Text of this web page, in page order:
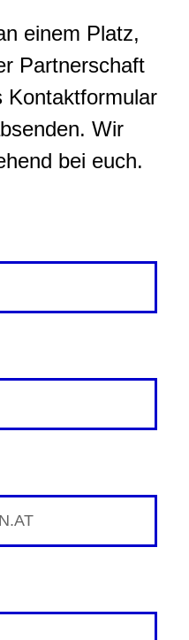
einem Platz,
Partnerschaft
Kontaktformular
Wir
bei euch.